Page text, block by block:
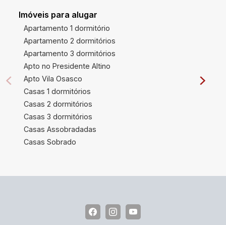
Imóveis para alugar
Apartamento 1 dormitório
Apartamento 2 dormitórios
Apartamento 3 dormitórios
Apto no Presidente Altino
Apto Vila Osasco
Casas 1 dormitórios
Casas 2 dormitórios
Casas 3 dormitórios
Casas Assobradadas
Casas Sobrado